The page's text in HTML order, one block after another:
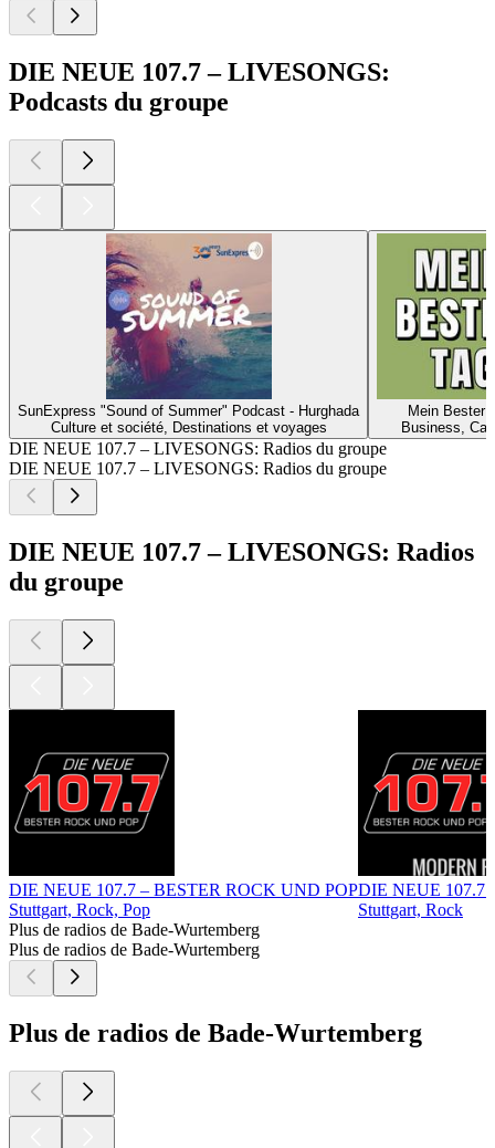
DIE NEUE 107.7 – LIVESONGS:
Podcasts du groupe
SunExpress "Sound of Summer" Podcast - Hurghada
Culture et société, Destinations et voyages
Mein Bester
Business,
DIE NEUE 107.7 – LIVESONGS: Radios du groupe
DIE NEUE 107.7 – LIVESONGS: Radios du groupe
DIE NEUE 107.7 – LIVESONGS: Radios
du groupe
DIE NEUE 107.7 – BESTER ROCK UND POP
Stuttgart, Rock, Pop
DIE NEUE 107.7
Stuttgart, Rock
Plus de radios de Bade-Wurtemberg
Plus de radios de Bade-Wurtemberg
Plus de radios de Bade-Wurtemberg